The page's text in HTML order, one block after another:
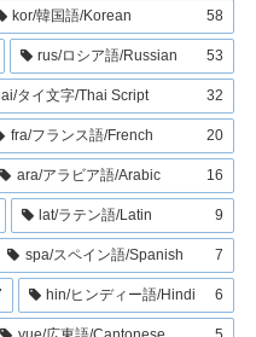
kor/韓国語/Korean 58
rus/ロシア語/Russian 53
タイ文字/Thai Script 32
fra/フランス語/French 20
ara/アラビア語/Arabic 16
lat/ラテン語/Latin 9
spa/スペイン語/Spanish 7
hin/ヒンディー語/Hindi 6